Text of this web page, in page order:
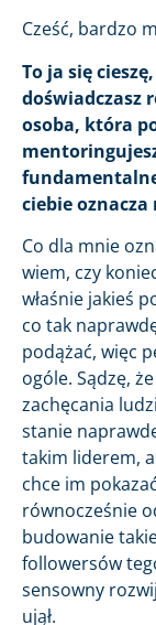
Cześć, bardzo
To ja się
doświadczasz
osoba, która
ciebie
Co dla mnie
wiem, czy
właśnie jakieś
co tak
podążać, więc
ogóle. Sądzę,
zachęcania
stanie
takim liderem,
chce im
równocześnie
budowanie
followersów
sensowny
ujął.